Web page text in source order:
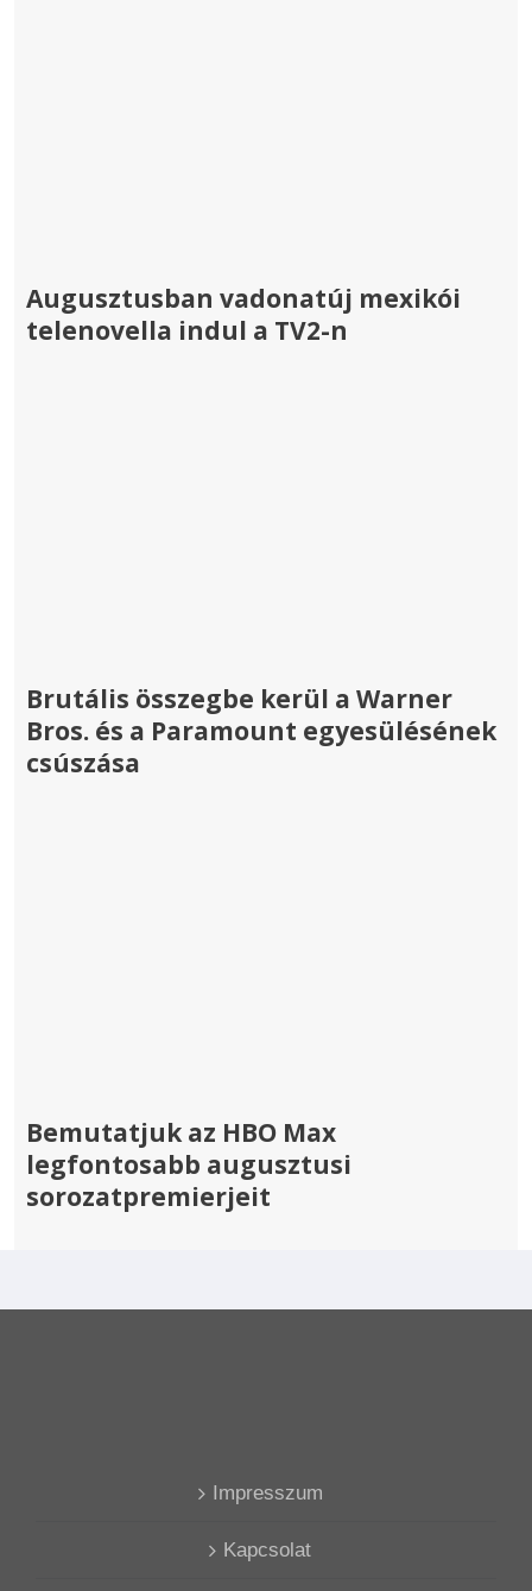
Augusztusban vadonatúj mexikói
telenovella indul a TV2-n
Brutális összegbe kerül a Warner
Bros. és a Paramount egyesülésének
csúszása
Bemutatjuk az HBO Max
legfontosabb augusztusi
sorozatpremierjeit
Impresszum
Kapcsolat